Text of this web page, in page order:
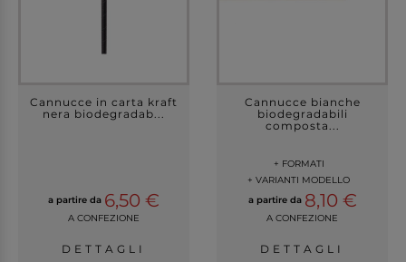
Cannucce in carta kraft
nera biodegradab...
a partire da 6,50 €
A CONFEZIONE
DETTAGLI
Cannucce bianche
biodegradabili
composta...
+ FORMATI
+ VARIANTI MODELLO
a partire da 8,10 €
A CONFEZIONE
DETTAGLI